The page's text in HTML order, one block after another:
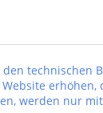
werden nur